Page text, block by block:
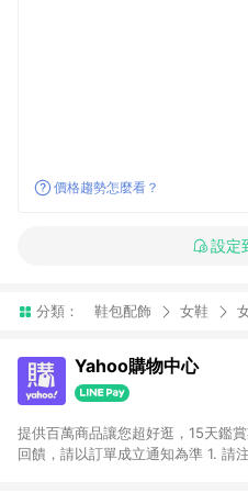
價格趨勢怎麼看？
設定
分類： 鞋包配飾 女鞋
Yahoo購物中心
提供百萬商品讓您超好逛，15天鑑
回饋，請以訂單成立通知為準 1. 請注意以下品類商品均無回饋：